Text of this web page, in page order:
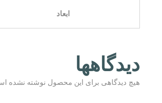
ابعاد
دیدگاهها
هیچ دیدگاهی برای این محصول نوشته نشده